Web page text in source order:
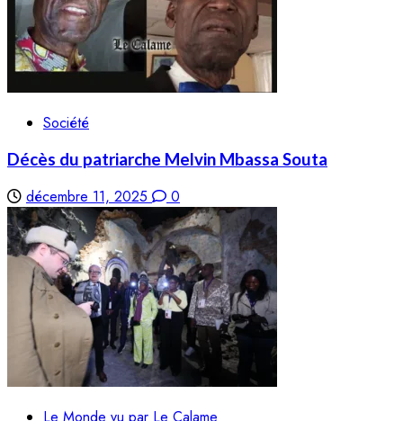
Société
Décès du patriarche Melvin Mbassa Souta
décembre 11, 2025 0